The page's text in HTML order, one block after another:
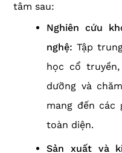
tâm sau:
Nghiên cứu
nghệ: Tập
học cổ
dưỡng và
mang đến các
toàn diện.
Sản xuất và